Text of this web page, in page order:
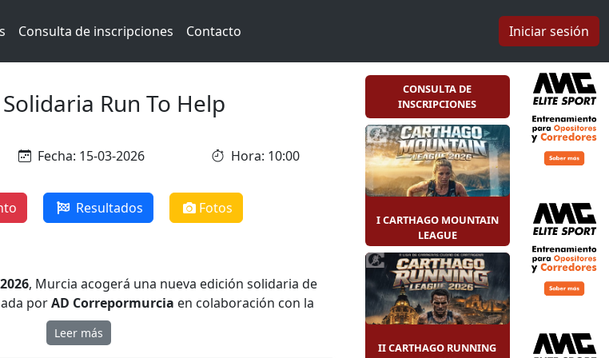
Consulta de inscripciones Contacto Iniciar sesión
Run To Help
Fecha: 15-03-2026 Hora: 10:00
Resultados Fotos
, Murcia acogerá una nueva edición solidaria de
porAD Correpormurcia en colaboración con la
de Nelva y Monteagudo
cuya recaudación irá destinada alAsilo de
Leer más
CONSULTA DE
INSCRIPCIONES
I CARTHAGO MOUNTAIN
LEAGUE
II CARTHAGO RUNNING